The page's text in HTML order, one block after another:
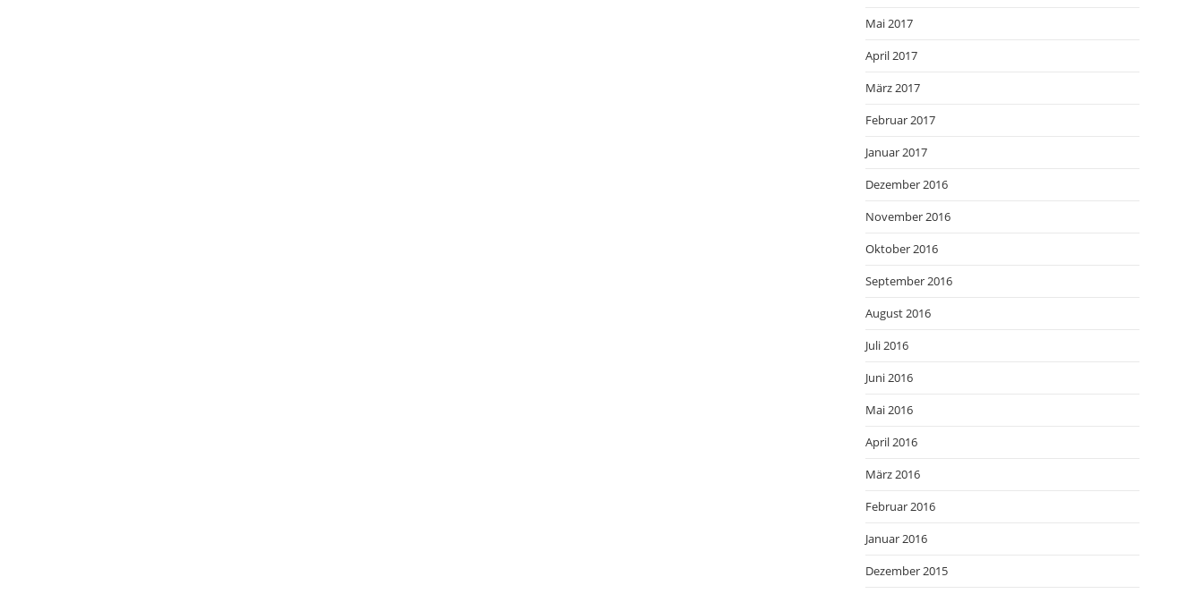
Mai 2017
April 2017
März 2017
Februar 2017
Januar 2017
Dezember 2016
November 2016
Oktober 2016
September 2016
August 2016
Juli 2016
Juni 2016
Mai 2016
April 2016
März 2016
Februar 2016
Januar 2016
Dezember 2015